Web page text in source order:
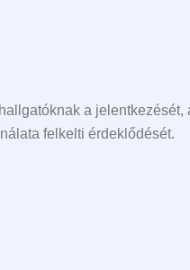
a
felkelti érdeklődését.